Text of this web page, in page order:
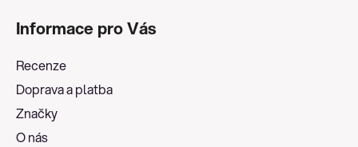
Informace pro Vás
Recenze
Doprava a platba
Značky
O nás